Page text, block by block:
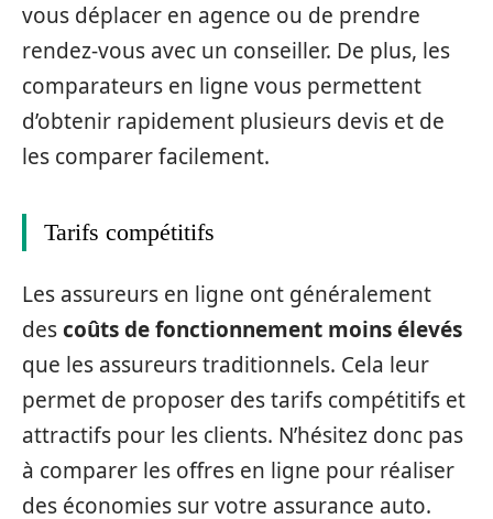
vous déplacer en agence ou de prendre
rendez-vous avec un conseiller. De plus, les
comparateurs en ligne vous permettent
d’obtenir rapidement plusieurs devis et de
les comparer facilement.
Tarifs compétitifs
Les assureurs en ligne ont généralement
descoûts de fonctionnement moins élevés
que les assureurs traditionnels. Cela leur
permet de proposer des tarifs compétitifs et
attractifs pour les clients. N’hésitez donc pas
à comparer les offres en ligne pour réaliser
des économies sur votre assurance auto.